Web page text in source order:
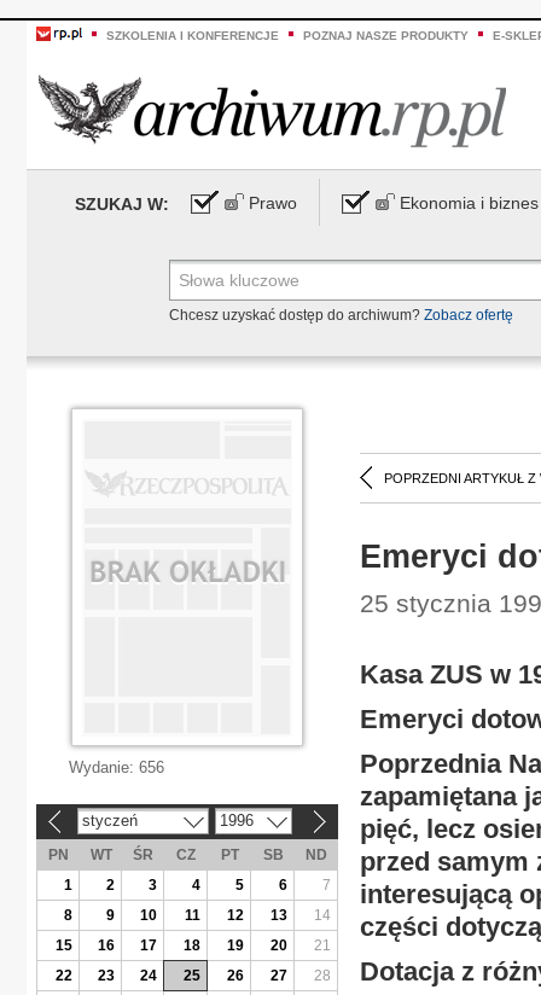
SZKOLENIA I KONFERENCJE POZNAJ NASZE PRODUKTY E-
SZUKAJ W: Prawo Ekonomia i biznes
Chcesz uzyskać dostęp do archiwum? Zobacz ofertę
POPRZEDNI ARTYKUŁ Z
Emeryci
25 stycznia
Kasa ZUS w
Emeryci
Poprzednia
zapamiętana
pięć, lecz
przed samym
interesującą
części
Dotacja z
Wydanie: 656
styczeń 1996
PN WT ŚR CZ PT SB
ND
1
2 3 4 5 6
7
8
9 10 11 12 13
14
15
16 17 18 19 20
21
22
23 24 25 26 27
28